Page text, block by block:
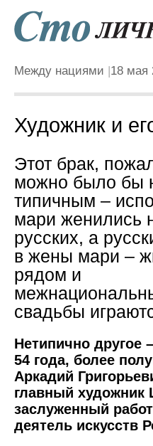
Между нациями 18 мая
Художник и
Этот брак,
можно было бы
типичным –
мари женились
русских, а
в жены мари –
рядом и
свадьбы
Нетипично другое
54 года, более
Аркадий
главный художник
заслуженный
деятель искусств